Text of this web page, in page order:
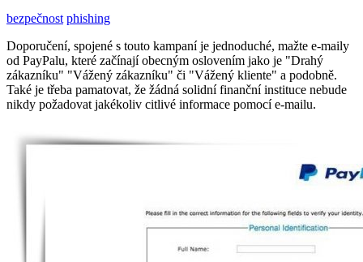
bezpečnost phishing
Doporučení, spojené s touto kampaní je jednoduché, mažte e-maily
od PayPalu, které začínají obecným oslovením jako je "Drahý
zákazníku" "Vážený zákazníku" či "Vážený kliente" a podobně.
Také je třeba pamatovat, že žádná solidní finanční instituce nebude
nikdy požadovat jakékoliv citlivé informace pomocí e-mailu.